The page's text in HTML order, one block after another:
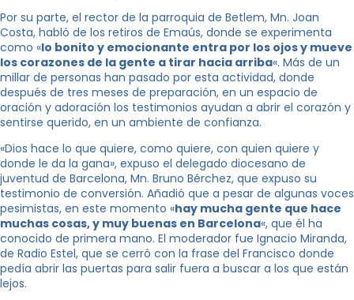
Por su parte, el rector de la parroquia de Betlem, Mn. Joan
Costa, habló de los retiros de Emaús, donde se experimenta
como «lo bonito y emocionante entra por los ojos y mueve
los corazones de la gente a tirar hacia arriba«. Más de un
millar de personas han pasado por esta actividad, donde
después de tres meses de preparación, en un espacio de
oración y adoración los testimonios ayudan a abrir el corazón y
sentirse querido, en un ambiente de confianza.
«Dios hace lo que quiere, como quiere, con quien quiere y
donde le da la gana», expuso el delegado diocesano de
juventud de Barcelona, ​​Mn. Bruno Bérchez, que expuso su
testimonio de conversión. Añadió que a pesar de algunas voces
pesimistas, en este momento «hay mucha gente que hace
muchas cosas, y muy buenas en Barcelona«, que él ha
conocido de primera mano. El moderador fue Ignacio Miranda,
de Radio Estel, que se cerró con la frase del Francisco donde
pedía abrir las puertas para salir fuera a buscar a los que están
lejos.